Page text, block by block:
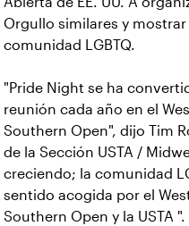
Orgullo similares y mostrar
comunidad LGBTQ.
"Pride Night se ha
reunión cada año en el
Southern Open", dijo Tim
de la Sección USTA /
creciendo; la comunidad
sentido acogida por el
Southern Open y la USTA ".